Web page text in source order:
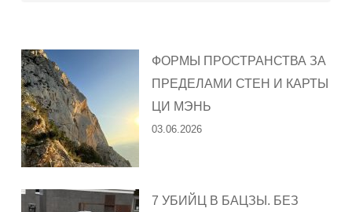
ФОРМЫ ПРОСТРАНСТВА ЗА
ПРЕДЕЛАМИ СТЕН И КАРТЫ
ЦИ МЭНЬ
03.06.2026
7 УБИЙЦ В БАЦЗЫ. БЕЗ